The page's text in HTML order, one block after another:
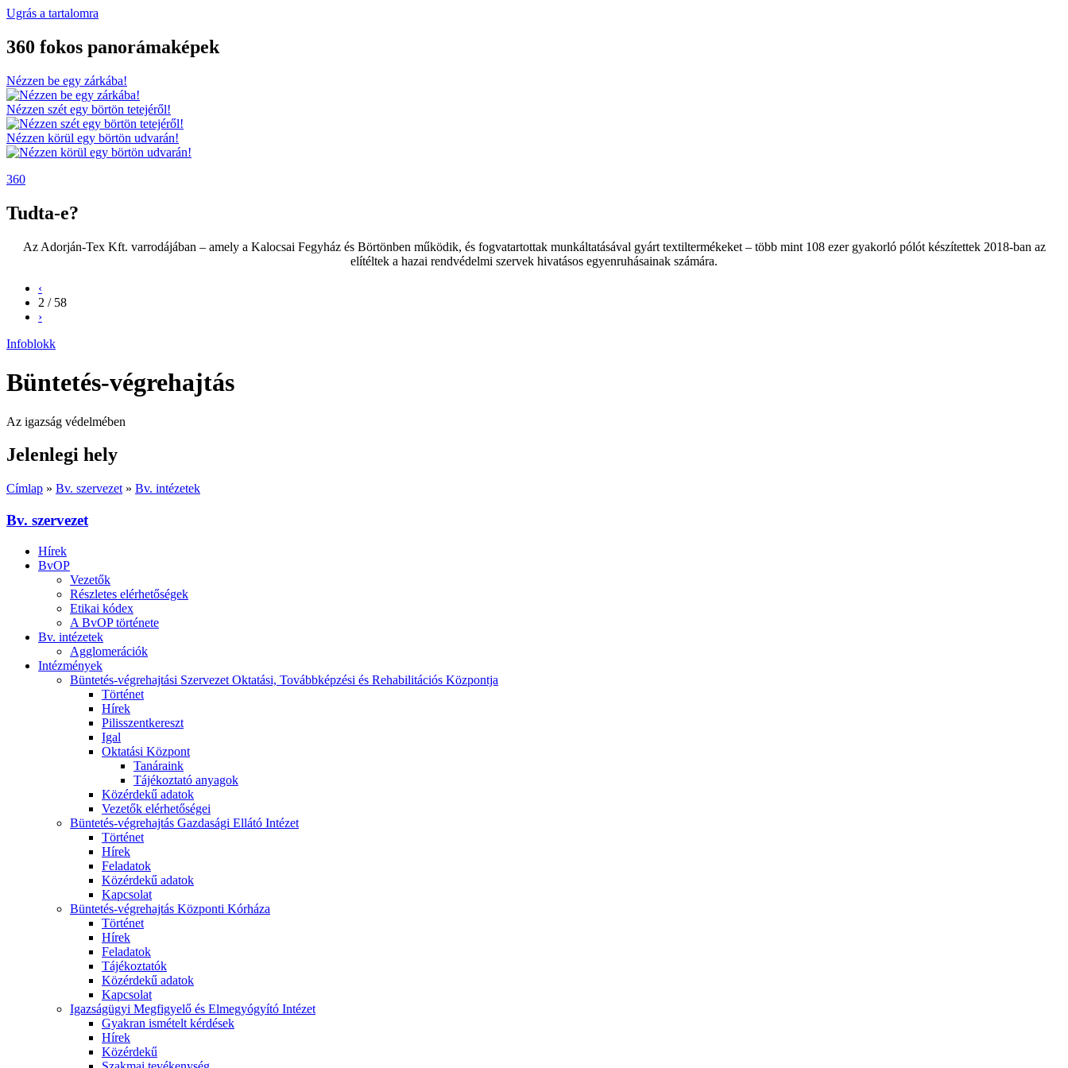
Ugrás a tartalomra
360 fokos panorámaképek
Nézzen be egy zárkába!
Nézzen szét egy börtön tetejéről!
Nézzen körül egy börtön udvarán!
360
Tudta-e?
Az Adorján-Tex Kft. varrodájában – amely a Kalocsai Fegyház és Börtönben működik, és fogvatartottak munkáltatásával gyárt textiltermékeket – több mint 108 ezer gyakorló pólót készítettek 2018-ban az
elítéltek a hazai rendvédelmi szervek hivatásos egyenruhásainak számára.
‹
2 / 58
›
Infoblokk
Büntetés-végrehajtás
Az igazság védelmében
Jelenlegi hely
Címlap » Bv. szervezet » Bv. intézetek
Bv. szervezet
Hírek
BvOP
Vezetők
Részletes elérhetőségek
Etikai kódex
A BvOP története
Bv. intézetek
Agglomerációk
Intézmények
Büntetés-végrehajtási Szervezet Oktatási, Továbbképzési és Rehabilitációs Központja
Történet
Hírek
Pilisszentkereszt
Igal
Oktatási Központ
Tanáraink
Tájékoztató anyagok
Közérdekű adatok
Vezetők elérhetőségei
Büntetés-végrehajtás Gazdasági Ellátó Intézet
Történet
Hírek
Feladatok
Közérdekű adatok
Kapcsolat
Büntetés-végrehajtás Központi Kórháza
Történet
Hírek
Feladatok
Tájékoztatók
Közérdekű adatok
Kapcsolat
Igazságügyi Megfigyelő és Elmegyógyító Intézet
Gyakran ismételt kérdések
Hírek
Közérdekű